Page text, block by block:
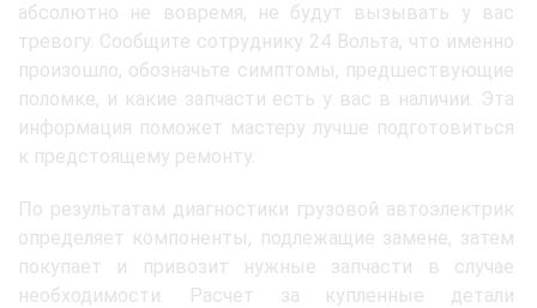
абсолютно не вовремя, не будут вызывать у вас
тревогу. Сообщите сотруднику 24 Вольта, что именно
произошло, обозначьте симптомы, предшествующие
поломке, и какие запчасти есть у вас в наличии. Эта
информация поможет мастеру лучше подготовиться
к предстоящему ремонту.
По результатам диагностики грузовой автоэлектрик
определяет компоненты, подлежащие замене, затем
покупает и привозит нужные запчасти в случае
необходимости. Расчет за купленные детали